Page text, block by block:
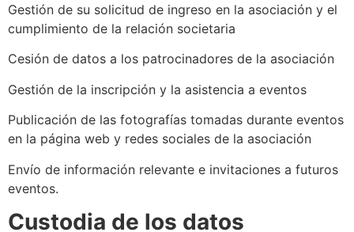
Gestión de su solicitud de ingreso en la asociación y el
cumplimiento de la relación societaria
Cesión de datos a los patrocinadores de la asociación
Gestión de la inscripción y la asistencia a eventos
Publicación de las fotografías tomadas durante eventos
en la página web y redes sociales de la asociación
Envío de información relevante e invitaciones a futuros
eventos.
Custodia de los datos